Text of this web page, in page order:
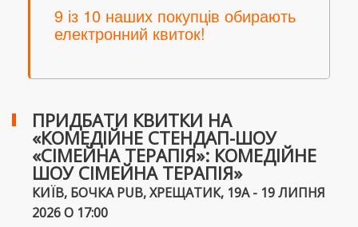
9 із 10 наших покупців обирають
електронний квиток!
ПРИДБАТИ КВИТКИ НА
«КОМЕДІЙНЕ СТЕНДАП-ШОУ
«СІМЕЙНА ТЕРАПІЯ»: КОМЕДІЙНЕ
ШОУ СІМЕЙНА ТЕРАПІЯ»
КИЇВ, БОЧКА PUB, ХРЕЩАТИК, 19А - 19 ЛИПНЯ
2026 О 17:00